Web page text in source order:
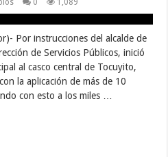
Por instrucciones del alcalde de
de Servicios Públicos, inició
al casco central de Tocuyito,
la aplicación de más de 10
con esto a los miles …